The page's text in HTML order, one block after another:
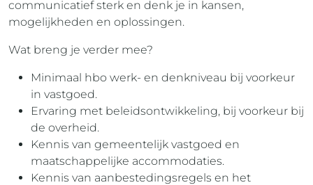
communicatief sterk en denk je in kansen,
mogelijkheden en oplossingen.
Wat breng je verder mee?
Minimaal hbo werk- en denkniveau bij voorkeur
in vastgoed.
Ervaring met beleidsontwikkeling, bij voorkeur bij
de overheid.
Kennis van gemeentelijk vastgoed en
maatschappelijke accommodaties.
Kennis van aanbestedingsregels en het